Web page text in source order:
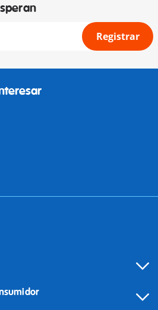
Registrar